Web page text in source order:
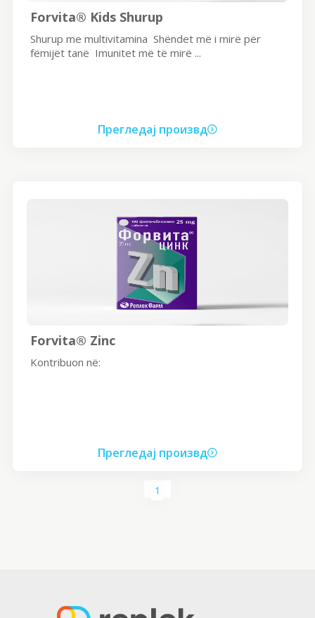
Forvita® Kids Shurup
Shurup me multivitamina Shëndet më i mirë për
fëmijët tanë Imunitet më të mirë ...
Прегледај произвд
Forvita® Zinc
Kontribuon në:
Прегледај произвд
1